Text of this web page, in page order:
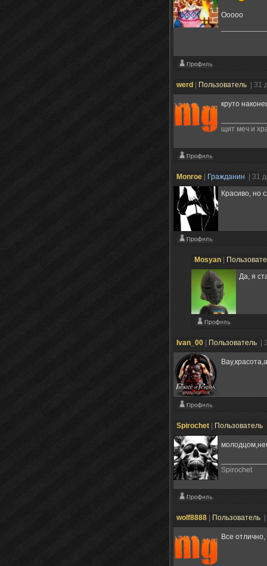
Ooooo
werd Пользователь | 31
круто
щит меч и
Monroe Гражданин
| 31
Красиво, но
Mosyan
Да, я
Ivan_00 Пользователь |
Spirochet Пользователь
Spirochet
wolf8888 Пользователь
Все